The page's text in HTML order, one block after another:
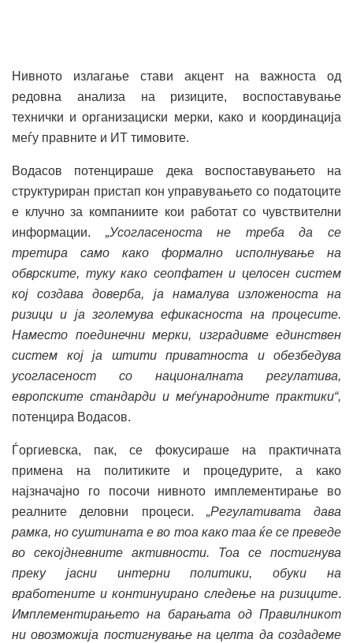
Нивното излагање стави акцент на важноста од
редовна анализа на ризиците, воспоставување
технички и организациски мерки, како и координација
меѓу правните и ИТ тимовите.
Водасов потенцираше дека воспоставувањето на
структуриран пристап кон управувањето со податоците
е клучно за компаниите кои работат со чувствителни
информации. „Усогласеноста не треба да се
третира само како формално исполнување на
обврските, туку како сеопфатен и целосен систем
кој создава доверба, ја намалува изложеноста на
ризици и ја зголемува ефикасноста на процесите.
Наместо поединечни мерки, изградивме единствен
систем кој ја штити приватноста и обезбедува
усогласеност со националната регулатива,
европските стандарди и меѓународните практики“,
потенцира Водасов.
Ѓоргиевска, пак, се фокусираше на практичната
примена на политиките и процедурите, а како
најзначајно го посочи нивното имплементирање во
реалните деловни процеси. „Регулативата дава
рамка, но суштината е во тоа како таа ќе се преведе
во секојдневните активности. Тоа се постигнува
преку јасни интерни политики, обуки на
вработените и континуирано следење на ризиците.
Имплементирањето на барањата од Правилникот
ни овозможија постигнување на целта да создадеме